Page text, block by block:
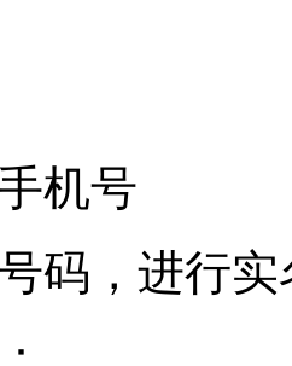
机号
码，进行